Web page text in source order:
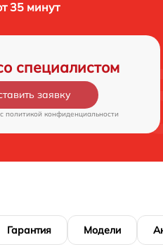
35 минут
специалистом
заявку
политикой конфиденциальности
Гарантия Модели